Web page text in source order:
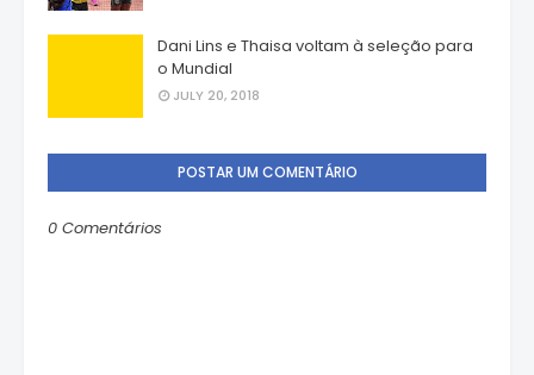
Dani Lins e Thaisa voltam à seleção para
o Mundial
JULY 20, 2018
POSTAR UM COMENTÁRIO
0 Comentários